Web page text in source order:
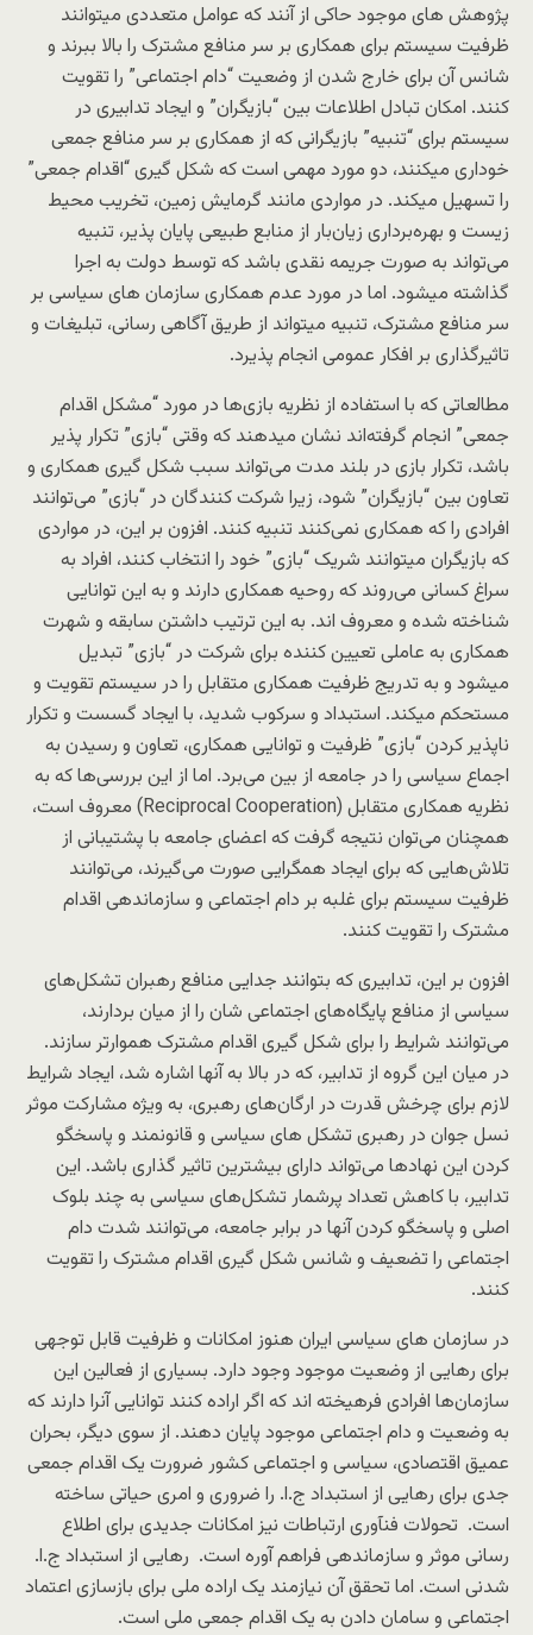
پژوهش های موجود حاکی از آنند که عوامل متعددی میتوانند
ظرفیت سیستم برای همکاری بر سر منافع مشترک را بالا ببرند و
شانس آن برای خارج شدن از وضعیت “دام اجتماعی” را تقویت
کنند. امکان تبادل اطلاعات بین “بازیگران” و ایجاد تدابیری در
سیستم برای “تنبیه” بازیگرانی که از همکاری بر سر منافع جمعی
خوداری میکنند، دو مورد مهمی است که شکل گیری “اقدام جمعی”
را تسهیل میکند. در مواردی مانند گرمایش زمین، تخریب محیط
زیست و بهره‌برداری زیان‌بار از منابع طبیعی پایان پذیر، تنبیه
می‌تواند به صورت جریمه نقدی باشد که توسط دولت به اجرا
گذاشته میشود. اما در مورد عدم همکاری سازمان های سیاسی بر
سر منافع مشترک، تنبیه میتواند از طریق آگاهی رسانی، تبلیغات و
تاثیرگذاری بر افکار عمومی انجام پذیرد.
مطالعاتی که با استفاده از نظریه بازی‌ها در مورد “مشکل اقدام
جمعی” انجام گرفته‌اند نشان میدهند که وقتی “بازی” تکرار‌ پذیر
باشد، تکرار بازی در بلند مدت می‌تواند سبب شکل گیری همکاری و
تعاون بین “بازیگران” شود، زیرا شرکت کنندگان در “بازی” می‌توانند
افرادی را که همکاری نمی‌کنند تنبیه کنند. افزون بر این، در مواردی
که بازیگران میتوانند شریک “‌بازی” خود را انتخاب کنند، افراد به
سراغ کسانی می‌روند که روحیه همکاری دارند و به این توانایی
شناخته شده و معروف اند. به این ترتیب داشتن سابقه و شهرت
همکاری به عاملی تعیین کننده برای شرکت در “بازی” تبدیل
میشود و به تدریج ظرفیت همکاری متقابل را در سیستم تقویت و
مستحکم میکند. استبداد و سرکوب شدید، با ایجاد گسست و تکرار
ناپذیر کردن “بازی” ظرفیت و توانایی همکاری، تعاون و رسیدن به
اجماع سیاسی را در جامعه از بین می‌برد. اما از این بررسی‌ها که به
نظریه همکاری متقابل (Reciprocal Cooperation) معروف است،
همچنان می‌توان نتیجه گرفت که اعضای جامعه با پشتیبانی از
تلاش‌هایی که برای ایجاد همگرایی صورت می‌گیرند، می‌توانند
ظرفیت سیستم برای غلبه بر دام اجتماعی و سازماندهی اقدام
مشترک را تقویت کنند.
افزون بر این، تدابیری که بتوانند جدایی منافع رهبران تشکل‌های
سیاسی از منافع پایگاه‌های اجتماعی شان را از میان بردارند،
می‌توانند شرایط را برای شکل گیری اقدام مشترک هموارتر سازند.
در میان این گروه از تدابیر، که در بالا به آنها اشاره شد، ایجاد شرایط
لازم برای چرخش قدرت در ارگان‌های رهبری، به ویژه مشارکت موثر
نسل جوان در رهبری تشکل های سیاسی و قانونمند و پاسخگو
کردن این نهادها می‌تواند دارای بیشترین تاثیر گذاری باشد. این
تدابیر، با کاهش تعداد پرشمار تشکل‌های سیاسی به چند بلوک
اصلی و پاسخگو کردن آنها در برابر جامعه، می‌توانند شدت دام
اجتماعی را تضعیف و شانس شکل گیری اقدام مشترک را تقویت
کنند.
در سازمان های سیاسی ایران هنوز امکانات و ظرفیت قابل توجهی
برای رهایی از وضعیت موجود وجود دارد. بسیاری از فعالین این
سازمان‌‌ها افرادی فرهیخته اند که اگر اراده کنند توانایی آنرا دارند که
به وضعیت و دام اجتماعی موجود پایان دهند. از سوی دیگر، بحران
عمیق اقتصادی، سیاسی و اجتماعی کشور ضرورت یک اقدام جمعی
جدی برای رهایی از استبداد ج.ا. را ضروری و امری حیاتی ساخته
است. تحولات فنآوری ارتباطات نیز امکانات جدیدی برای اطلاع
رسانی موثر و سازماندهی فراهم آوره است. رهایی از استبداد ج.ا.
شدنی است. اما تحقق آن نیازمند یک اراده ملی برای بازسازی اعتماد
اجتماعی و سامان دادن به یک اقدام جمعی ملی است.